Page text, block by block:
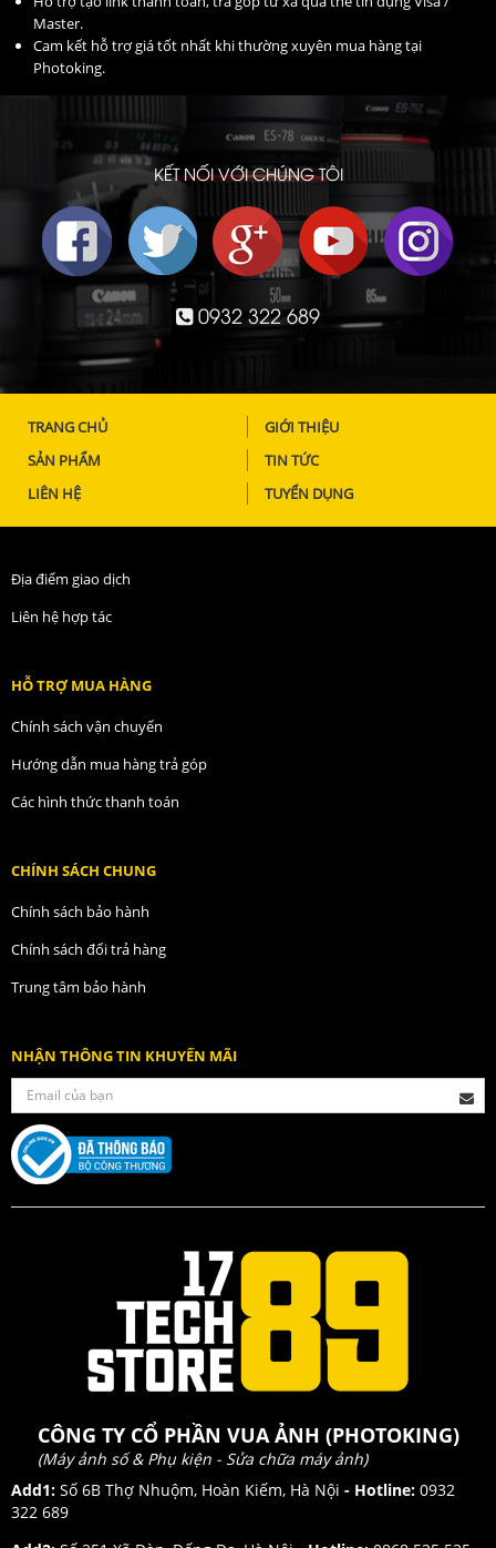
Master.
Cam kết hỗ trợ giá tốt nhất khi thường xuyên mua hàng tại
Photoking.
KẾT NỐI VỚI CHÚNG TÔI
0932 322 689
TRANG CHỦ
GIỚI THIỆU
SẢN PHẨM
TIN TỨC
LIÊN HỆ
TUYỂN DỤNG
Địa điểm giao dịch
Liên hệ hợp tác
HỖ TRỢ MUA HÀNG
Chính sách vận chuyển
Hướng dẫn mua hàng trả góp
Các hình thức thanh toán
CHÍNH SÁCH CHUNG
Chính sách bảo hành
Chính sách đổi trả hàng
Trung tâm bảo hành
NHẬN THÔNG TIN KHUYẾN MÃI
CÔNG TY CỔ PHẦN VUA ẢNH (PHOTOKING)
(Máy ảnh số & Phụ kiện - Sửa chữa máy ảnh)
Add1: Số 6B Thợ Nhuộm, Hoàn Kiếm, Hà Nội - Hotline: 0932
322 689